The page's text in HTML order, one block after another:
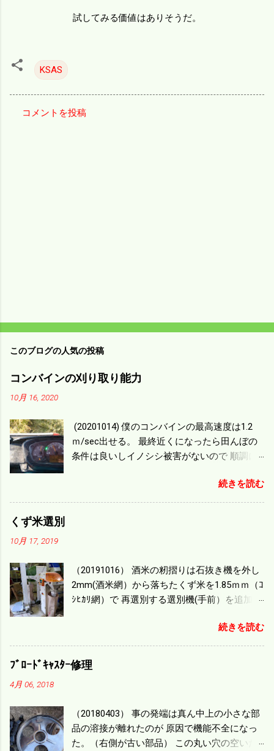
試してみる価値はありそうだ。
KSAS
コメントを投稿
このブログの人気の投稿
コンバインの刈り取り能力
10月 16, 2020
(20201014) 僕のコンバインの最高速度は1.2
ｍ/sec出せる。 最終近くになったら田んぼの
条件は良いしイノシシ被害がないので 順調に
ｍ/min、4.32ｋｍ/hrになり 幅は約2ｍだから
0.864/haの作業能力がある。 実際は回転した
機の容量、籾摺りの能力などのバランスの問
題で 今の機種で満足している。 というより買
った時はまだ耕作面積が少なく手が出せ 無か
のがある。キャビン付きだから一度は乗って
みたいと思う。 町内では5条刈りの100㎰で作
業する人がいる。 秋作業は儲かるというのが
続きを読む
くず米選別
10月 17, 2019
（20191016） 酒米の籾摺りは石抜き機を外し
2mm(酒米網）から落ちたくず米を1.85ｍｍ（ｺ
ｼﾋｶﾘ網）で 再選別する選別機(手前）を追加す
ず米より2倍近い値段になる。 後で選別するの
には手間がかかるので 一度に選別するやり方
を随分前からこの方式にした。 今年は酒米30
㎏を40袋したところで未熟が3袋出る。 1.85ｍ
めるほど忙しい。 広島県の作況指数は98だと
いう。 実感としては90が正しいと思うが こん
な年はくず米が多い。 食協という米を扱う会
続きを読む
ﾌﾞﾛｰﾄﾞｷｬｽﾀｰ修理
4月 06, 2018
（20180403） 事の発端は真ん中上の小さな部
品の溶接が離れたのが 原因で機能不全になっ
た。（右側が古い部品） この丸い穴の空いた